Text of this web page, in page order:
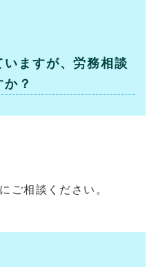
ますが、労務相談
？
ご相談ください。